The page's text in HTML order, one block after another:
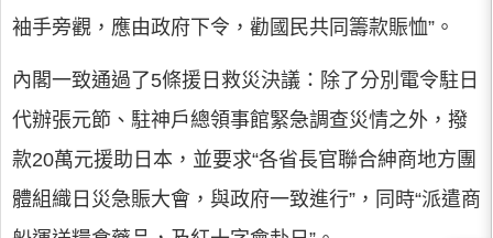
袖手旁觀，應由政府下令，勸國民共同籌款賑恤”。
內閣一致通過了5條援日救災決議：除了分別電令駐日
代辦張元節、駐神戶總領事館緊急調查災情之外，撥
款20萬元援助日本，並要求“各省長官聯合紳商地方團
體組織日災急賑大會，與政府一致進行”，同時“派遣商